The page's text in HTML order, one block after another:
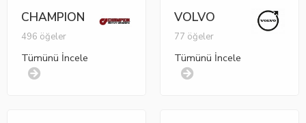
CHAMPION
496 öğeler
Tümünü İncele
VOLVO
77 öğeler
Tümünü İncele